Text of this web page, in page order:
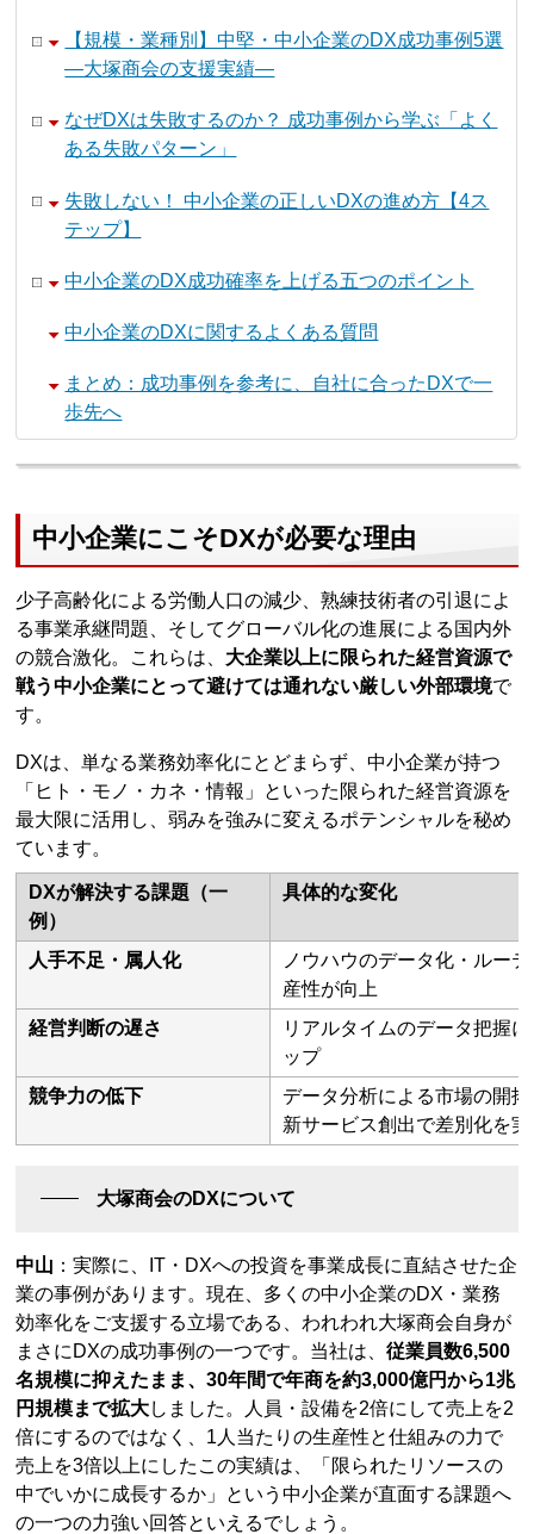
【規模・業種別】中堅・中小企業のDX成功事例5選
―大塚商会の支援実績―
なぜDXは失敗するのか？ 成功事例から学ぶ「よく
ある失敗パターン」
失敗しない！ 中小企業の正しいDXの進め方【4ス
テップ】
中小企業のDX成功確率を上げる五つのポイント
中小企業のDXに関するよくある質問
まとめ：成功事例を参考に、自社に合ったDXで一
歩先へ
中小企業にこそDXが必要な理由
少子高齢化による労働人口の減少、熟練技術者の引退によ
る事業承継問題、そしてグローバル化の進展による国内外
の競合激化。これらは、 大企業以上に限られた経営資源で
戦う中小企業にとって避けては通れない厳しい外部環境で
す。
DXは、単なる業務効率化にとどまらず、中小企業が持つ
「ヒト・モノ・カネ・情報」といった限られた経営資源を
最大限に活用し、弱みを強みに変えるポテンシャルを秘め
ています。
DXが解決する課題（一
例）
具体的な変化
人手不足・属人化
ノウハウのデータ化・ルー
産性が向上
経営判断の遅さ
リアルタイムのデータ把握
ップ
競争力の低下
データ分析による市場の開
新サービス創出で差別化を
大塚商会のDXについて
中山 ：実際に、IT・DXへの投資を事業成長に直結させた企
業の事例があります。現在、多くの中小企業のDX・業務
効率化をご支援する立場である、われわれ大塚商会自身が
まさにDXの成功事例の一つです。当社は、従業員数6,500
名規模に抑えたまま、30年間で年商を約3,000億円から1兆
円規模まで拡大しました。人員・設備を2倍にして売上を2
倍にするのではなく、1人当たりの生産性と仕組みの力で
売上を3倍以上にしたこの実績は、「限られたリソースの
中でいかに成長するか」という中小企業が直面する課題へ
の一つの力強い回答といえるでしょう。